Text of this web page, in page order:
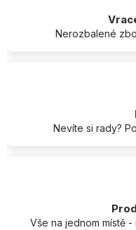
Nerozbalené
Nevíte si rady?
Vše na jednom místě